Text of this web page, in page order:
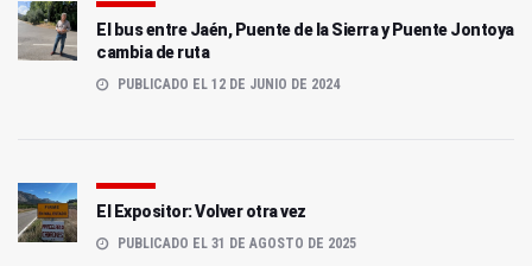
El bus entre Jaén, Puente de la Sierra y Puente Jontoya
cambia de ruta
PUBLICADO EL 12 DE JUNIO DE 2024
El Expositor: Volver otra vez
PUBLICADO EL 31 DE AGOSTO DE 2025